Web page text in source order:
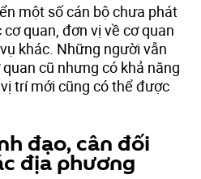
một số cán bộ chưa phát
quan, đơn vị về cơ quan
khác. Những người vẫn
cũ nhưng có khả năng
trí mới cũng có thể được
đạo, cân đối
địa phương